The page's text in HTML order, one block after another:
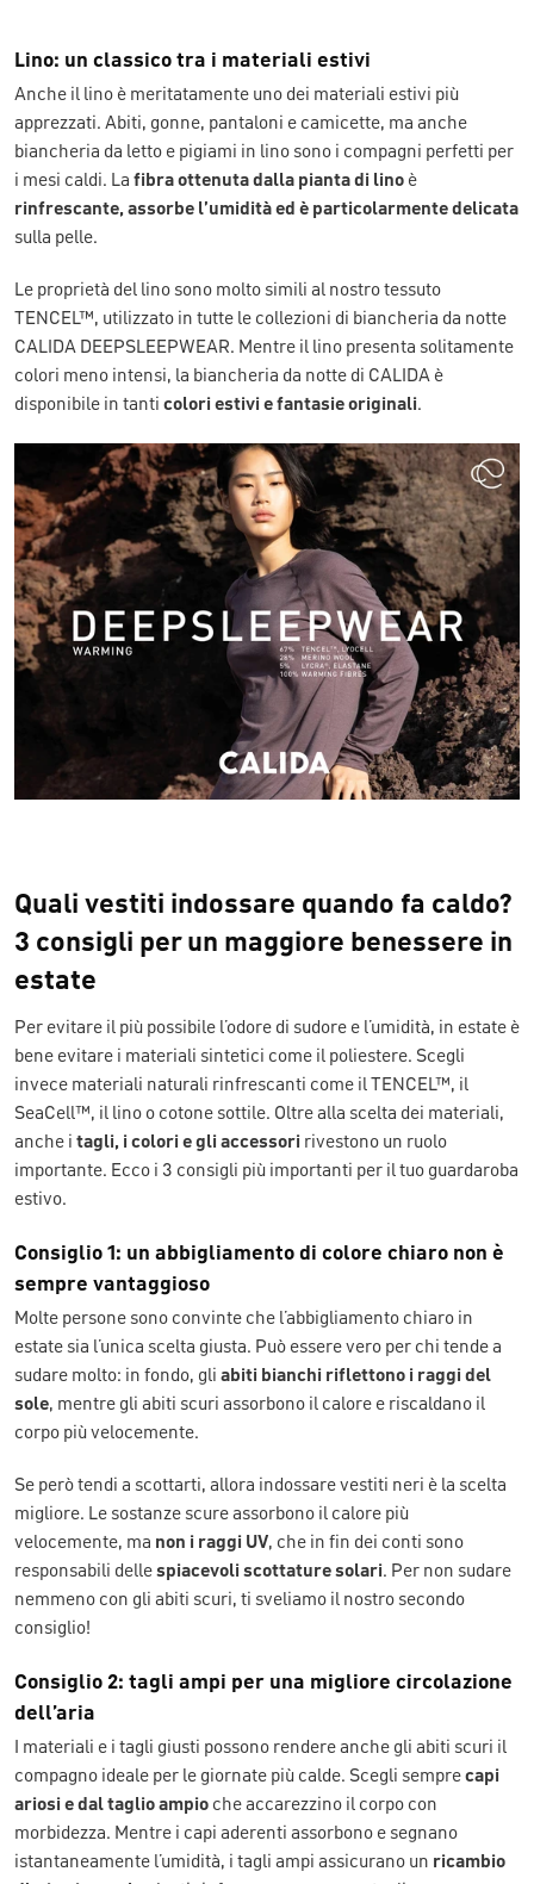
Lino: un classico tra i materiali estivi
Anche il lino è meritatamente uno dei materiali estivi più
apprezzati. Abiti, gonne, pantaloni e camicette, ma anche
biancheria da letto e pigiami in lino sono i compagni perfetti per
i mesi caldi. La fibra ottenuta dalla pianta di lino è
rinfrescante, assorbe l’umidità ed è particolarmente delicata
sulla pelle.
Le proprietà del lino sono molto simili al nostro tessuto
TENCEL™, utilizzato in tutte le collezioni di biancheria da notte
CALIDA DEEPSLEEPWEAR. Mentre il lino presenta solitamente
colori meno intensi, la biancheria da notte di CALIDA è
disponibile in tanti colori estivi e fantasie originali.
Quali vestiti indossare quando fa caldo?
3 consigli per un maggiore benessere in
estate
Per evitare il più possibile l’odore di sudore e l’umidità, in estate è
bene evitare i materiali sintetici come il poliestere. Scegli
invece materiali naturali rinfrescanti come il TENCEL™, il
SeaCell™, il lino o cotone sottile. Oltre alla scelta dei materiali,
anche i tagli, i colori e gli accessori rivestono un ruolo
importante. Ecco i 3 consigli più importanti per il tuo guardaroba
estivo.
Consiglio 1: un abbigliamento di colore chiaro non è
sempre vantaggioso
Molte persone sono convinte che l’abbigliamento chiaro in
estate sia l’unica scelta giusta. Può essere vero per chi tende a
sudare molto: in fondo, gli abiti bianchi riflettono i raggi del
sole, mentre gli abiti scuri assorbono il calore e riscaldano il
corpo più velocemente.
Se però tendi a scottarti, allora indossare vestiti neri è la scelta
migliore. Le sostanze scure assorbono il calore più
velocemente, ma non i raggi UV, che in fin dei conti sono
responsabili dellespiacevoli scottature solari. Per non sudare
nemmeno con gli abiti scuri, ti sveliamo il nostro secondo
consiglio!
Consiglio 2: tagli ampi per una migliore circolazione
dell’aria
I materiali e i tagli giusti possono rendere anche gli abiti scuri il
compagno ideale per le giornate più calde. Scegli semprecapi
ariosi e dal taglio ampio che accarezzino il corpo con
morbidezza. Mentre i capi aderenti assorbono e segnano
istantaneamente l’umidità, i tagli ampi assicurano un ricambio